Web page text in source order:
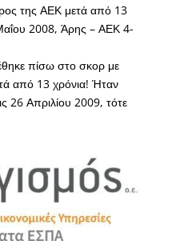
της ΑΕΚ μετά από 13
2008, Άρης – ΑΕΚ 4-
πίσω στο σκορ με
από 13 χρόνια! Ήταν
26 Απριλίου 2009, τότε